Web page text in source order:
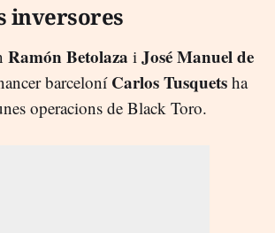
inversores
Ramón Betolaza i José Manuel de
barceloní Carlos Tusquets ha
operacions de Black Toro.